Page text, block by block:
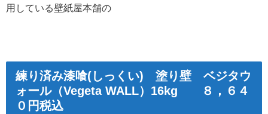
用している壁紙屋本舗の
練り済み漆喰(しっくい) 塗り壁 ベジタウ
ォール（Vegeta WALL）16kg ８，６４
０円税込